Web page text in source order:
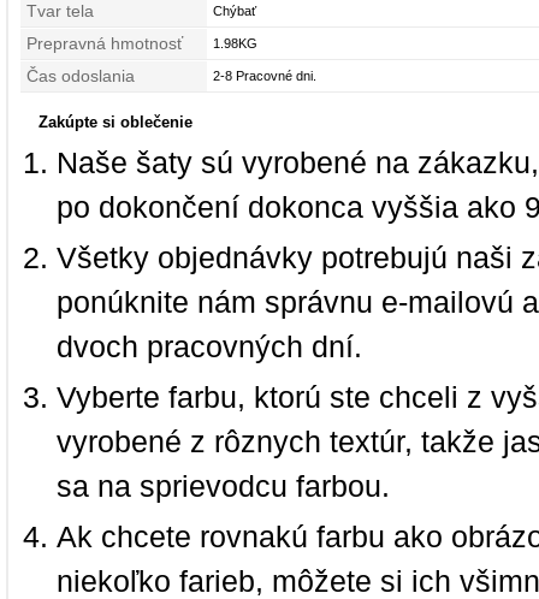
Tvar tela Chýbať
Prepravná hmotnosť 1.98KG
Čas odoslania 2-8 Pracovné dni.
Zakúpte si oblečenie
Naše šaty sú vyrobené na
po dokončení dokonca vyššia ako
Všetky objednávky potrebujú naši
ponúknite nám správnu e-mailovú
dvoch pracovných dní.
Vyberte farbu, ktorú ste chceli z
vyrobené z rôznych textúr, takže
sa na sprievodcu farbou.
Ak chcete rovnakú farbu ako
niekoľko farieb, môžete si ich